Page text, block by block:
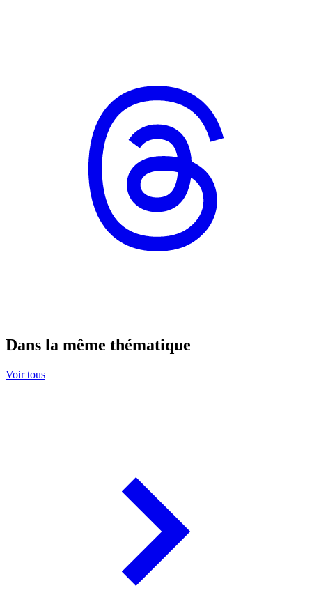
Dans la même thématique
Voir tous